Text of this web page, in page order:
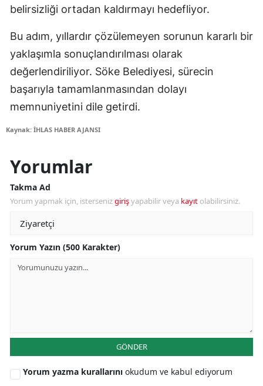
belirsizliği ortadan kaldırmayı hedefliyor.
Bu adım, yıllardır çözülemeyen sorunun kararlı bir
yaklaşımla sonuçlandırılması olarak
değerlendiriliyor. Söke Belediyesi, sürecin
başarıyla tamamlanmasından dolayı
memnuniyetini dile getirdi.
Kaynak: İHLAS HABER AJANSI
Yorumlar
Takma Ad
Yorum yapmak için, istersenizgirişyapabilir veya kayıt olabilirsiniz.
Yorum Yazın (500 Karakter)
GÖNDER
Yorum yazma kurallarını okudum ve kabul ediyorum